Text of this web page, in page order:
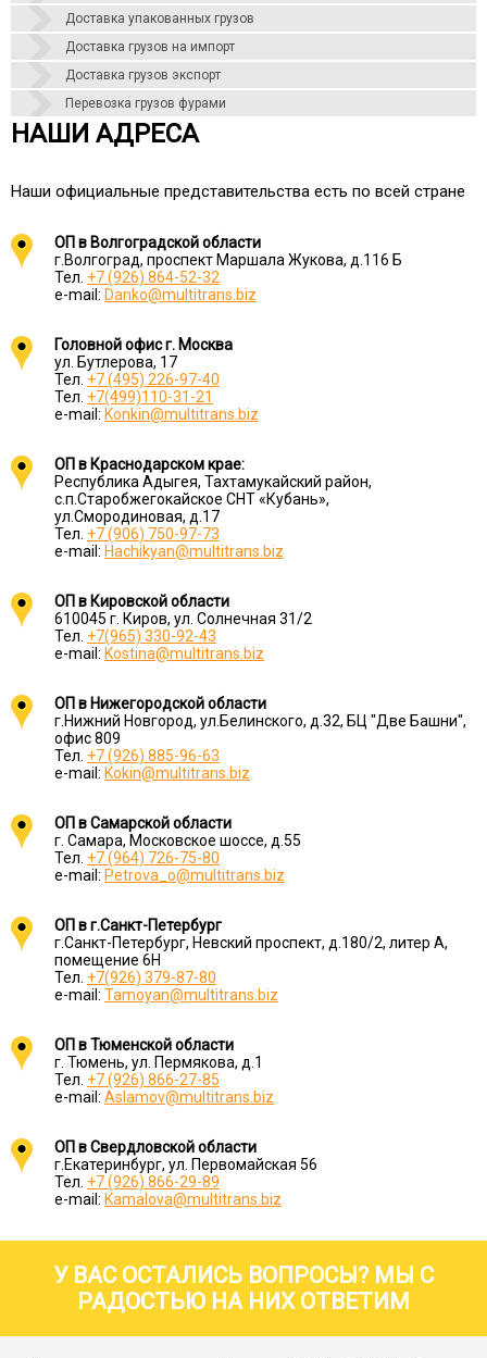
Доставка упакованных грузов
Доставка грузов на импорт
Доставка грузов экспорт
Перевозка грузов фурами
НАШИ АДРЕСА
Наши официальные представительства есть по всей стране
ОП в Волгоградской области
г.Волгоград, проспект Маршала Жукова, д.116 Б
Тел. +7 (926) 864-52-32
e-mail: Danko@multitrans.biz
Головной офис г. Москва
ул. Бутлерова, 17
Тел. +7 (495) 226-97-40
Тел. +7(499)110-31-21
e-mail: Konkin@multitrans.biz
ОП в Краснодарском крае:
Республика Адыгея, Тахтамукайский район,
с.п.Старобжегокайское СНТ «Кубань»,
ул.Смородиновая, д.17
Тел. +7 (906) 750-97-73
e-mail: Hachikyan@multitrans.biz
ОП в Кировской области
610045 г. Киров, ул. Солнечная 31/2
Тел. +7(965) 330-92-43
e-mail: Kostina@multitrans.biz
ОП в Нижегородской области
г.Нижний Новгород, ул.Белинского, д.32, БЦ "Две Башни",
офис 809
Тел. +7 (926) 885-96-63
e-mail: Kokin@multitrans.biz
ОП в Самарской области
г. Самара, Московское шоссе, д.55
Тел. +7 (964) 726-75-80
e-mail: Petrova_o@multitrans.biz
ОП в г.Санкт-Петербург
г.Санкт-Петербург, Невский проспект, д.180/2, литер А,
помещение 6Н
Тел. +7(926) 379-87-80
e-mail: Tamoyan@multitrans.biz
ОП в Тюменской области
г. Тюмень, ул. Пермякова, д.1
Тел. +7 (926) 866-27-85
e-mail: Aslamov@multitrans.biz
ОП в Свердловской области
г.Екатеринбург, ул. Первомайская 56
Тел. +7 (926) 866-29-89
e-mail: Kamalova@multitrans.biz
У ВАС ОСТАЛИСЬ ВОПРОСЫ? МЫ С
РАДОСТЬЮ НА НИХ ОТВЕТИМ